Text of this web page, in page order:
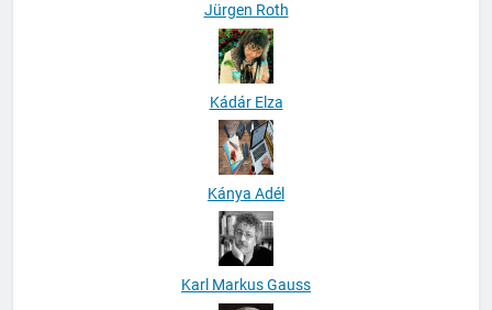
Jürgen Roth
Kádár Elza
Kánya Adél
Karl Markus Gauss